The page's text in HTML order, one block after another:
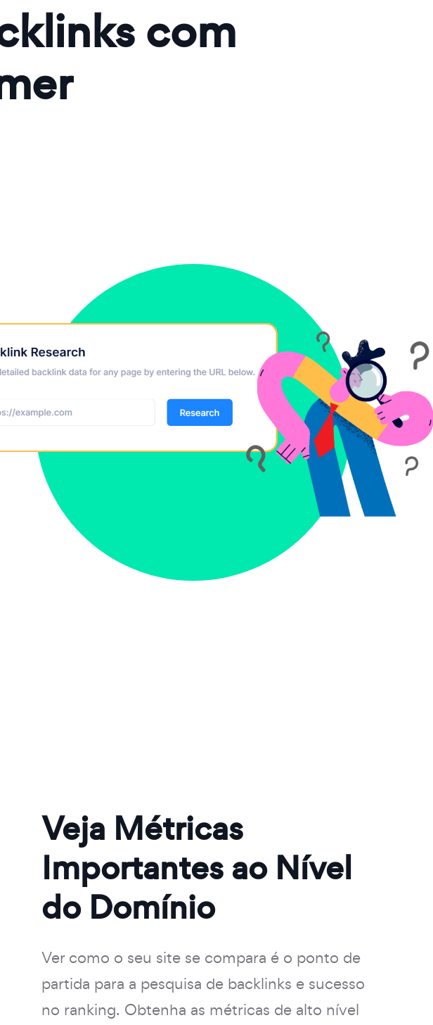
com
Veja Métricas
Importantes ao Nível
do Domínio
Ver como o seu site se compara é o ponto de
partida para a pesquisa de backlinks e sucesso
no ranking. Obtenha as métricas de alto nível